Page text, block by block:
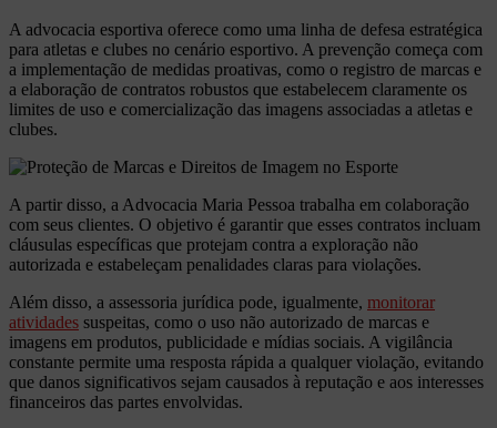
A advocacia esportiva oferece como uma linha de defesa estratégica
para atletas e clubes no cenário esportivo. A prevenção começa com
a implementação de medidas proativas, como o registro de marcas e
a elaboração de contratos robustos que estabelecem claramente os
limites de uso e comercialização das imagens associadas a atletas e
clubes.
A partir disso, a Advocacia Maria Pessoa trabalha em colaboração
com seus clientes. O objetivo é garantir que esses contratos incluam
cláusulas específicas que protejam contra a exploração não
autorizada e estabeleçam penalidades claras para violações.
Além disso, a assessoria jurídica pode, igualmente, monitorar
atividades suspeitas, como o uso não autorizado de marcas e
imagens em produtos, publicidade e mídias sociais. A vigilância
constante permite uma resposta rápida a qualquer violação, evitando
que danos significativos sejam causados à reputação e aos interesses
financeiros das partes envolvidas.